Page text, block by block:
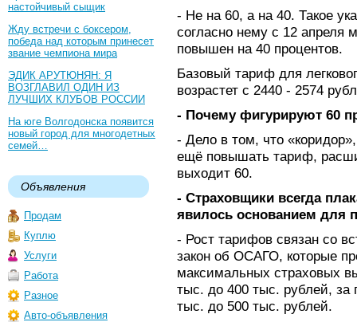
настойчивый сыщик
Жду встречи с боксером,
победа над которым принесет
звание чемпиона мира
ЭДИК АРУТЮНЯН: Я
ВОЗГЛАВИЛ ОДИН ИЗ
ЛУЧШИХ КЛУБОВ РОССИИ
На юге Волгодонска появится
новый город для многодетных
семей…
Объявления
Продам
Куплю
Услуги
Работа
Разное
Авто-объявления
- Не на 60, а на 40. Такое
согласно нему с 12
повышен на 40 процентов.
Базовый тариф для
возрастет с 2440 - 2574
- Почему фигурируют 60
- Дело в том, что
ещё повышать тариф,
выходит 60.
- Страховщики всегда
явилось основанием для
- Рост тарифов связан со
закон об ОСАГО, которые
максимальных страховых
тыс. до 400 тыс. рублей,
тыс. до 500 тыс. рублей.